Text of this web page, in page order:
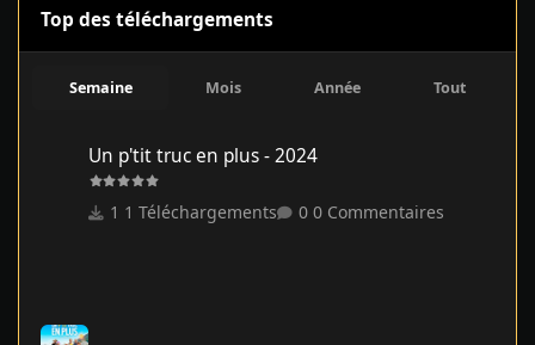
Top des téléchargements
Semaine Mois Année Tout
Un p'tit truc en plus - 2024
1 Téléchargements 0 Commentaires